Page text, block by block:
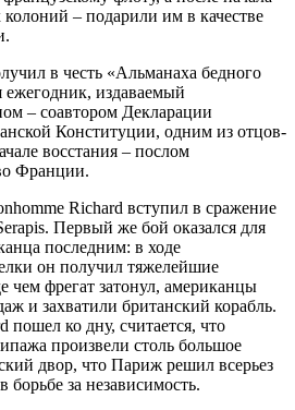
– подарили им в качестве
в честь «Альманаха бедного
ежегодник, издаваемый
– соавтором Декларации
Конституции, одним из отцов-
восстания – послом
Франции.
Richard вступил в сражение
Первый же бой оказался для
последним: в ходе
он получил тяжелейшие
чем фрегат затонул, американцы
и захватили британский корабль.
пошел ко дну, считается, что
произвели столь большое
двор, что Париж решил всерьез
борьбе за независимость.